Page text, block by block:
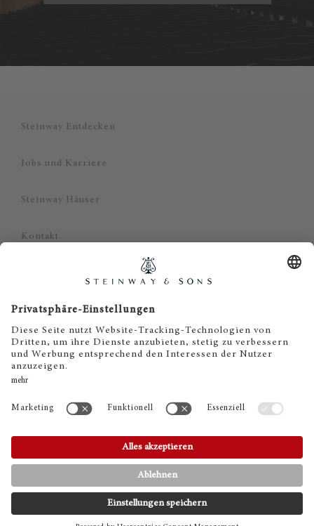
Steinway Entdecken
Jobs und Karriere
Steinway Häuser
Kontakt
Impressum
Haftungsausschluss
Cookie Zustimmung